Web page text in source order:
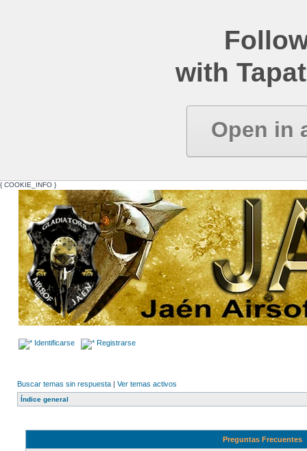
with
Open in
{ COOKIE_INFO }
Identificarse Registrarse
Buscar temas sin respuesta | Ver temas activos
Índice general
Preguntas Frecuentes